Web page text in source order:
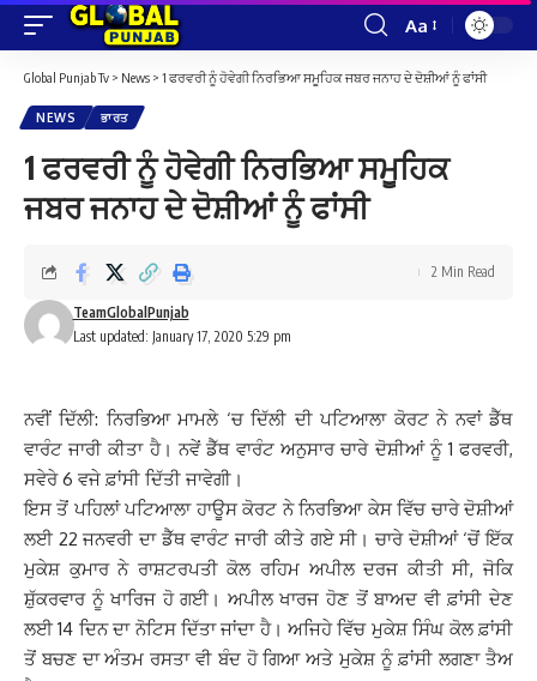
Font
Resizer
Aa
Global Punjab Tv > News > 1 ਫਰਵਰੀ ਨੂੰ ਹੋਵੇਗੀ ਨਿਰਭਿਆ ਸਮੂਹਿਕ ਜਬਰ ਜਨਾਹ ਦੇ ਦੋਸ਼ੀਆਂ ਨੂੰ ਫਾਂਸੀ
NEWS ਭਾਰਤ
1 ਫਰਵਰੀ ਨੂੰ ਹੋਵੇਗੀ ਨਿਰਭਿਆ ਸਮੂਹਿਕ
ਜਬਰ ਜਨਾਹ ਦੇ ਦੋਸ਼ੀਆਂ ਨੂੰ ਫਾਂਸੀ
Last updated: January 17, 2020 5:29 pm
TeamGlobalPunjab
2 Min Read
ਨਵੀਂ ਦਿੱਲੀ: ਨਿਰਭਿਆ ਮਾਮਲੇ ‘ਚ ਦਿੱਲੀ ਦੀ ਪਟਿਆਲਾ ਕੋਰਟ ਨੇ ਨਵਾਂ ਡੈੱਥ
ਵਾਰੰਟ ਜਾਰੀ ਕੀਤਾ ਹੈ। ਨਵੇਂ ਡੈੱਥ ਵਾਰੰਟ ਅਨੁਸਾਰ ਚਾਰੇ ਦੋਸ਼ੀਆਂ ਨੂੰ 1 ਫਰਵਰੀ,
ਸਵੇਰੇ 6 ਵਜੇ ਫ਼ਾਂਸੀ ਦਿੱਤੀ ਜਾਵੇਗੀ।
ਇਸ ਤੋਂ ਪਹਿਲਾਂ ਪਟਿਆਲਾ ਹਾਊਸ ਕੋਰਟ ਨੇ ਨਿਰਭਿਆ ਕੇਸ ਵਿੱਚ ਚਾਰੇ ਦੋਸ਼ੀਆਂ
ਲਈ 22 ਜਨਵਰੀ ਦਾ ਡੈੱਥ ਵਾਰੰਟ ਜਾਰੀ ਕੀਤੇ ਗਏ ਸੀ। ਚਾਰੇ ਦੋਸ਼ੀਆਂ ‘ਚੋਂ ਇੱਕ
ਮੁਕੇਸ਼ ਕੁਮਾਰ ਨੇ ਰਾਸ਼‍ਟਰਪਤੀ ਕੋਲ ਰਹਿਮ ਅਪੀਲ ਦਰਜ ਕੀਤੀ ਸੀ, ਜੋਕਿ
ਸ਼ੁੱਕਰਵਾਰ ਨੂੰ ਖਾਰਿਜ ਹੋ ਗਈ। ਅਪੀਲ ਖਾਰਜ ਹੋਣ ਤੋਂ ਬਾਅਦ ਵੀ ਫ਼ਾਂਸੀ ਦੇਣ
ਲਈ 14 ਦਿਨ ਦਾ ਨੋਟਿਸ ਦਿੱਤਾ ਜਾਂਦਾ ਹੈ। ਅਜਿਹੇ ਵਿੱਚ ਮੁਕੇਸ਼ ਸਿੰਘ ਕੋਲ ਫ਼ਾਂਸੀ
ਤੋਂ ਬਚਣ ਦਾ ਅੰਤਮ ਰਸਤਾ ਵੀ ਬੰਦ ਹੋ ਗਿਆ ਅਤੇ ਮੁਕੇਸ਼ ਨੂੰ ਫ਼ਾਂਸੀ ਲਗਣਾ ਤੈਅ